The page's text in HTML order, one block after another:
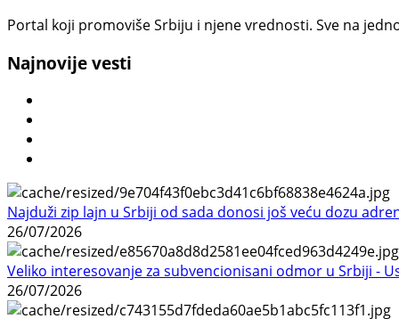
Portal koji promoviše Srbiju i njene vrednosti. Sve na
Najnovije vesti
Najduži zip lajn u Srbiji od sada donosi još veću dozu
26/07/2026
Veliko interesovanje za subvencionisani odmor u Srbiji -
26/07/2026